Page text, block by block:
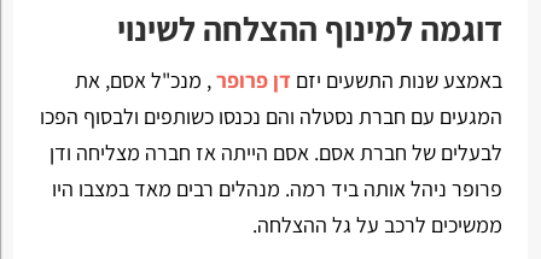
דוגמה למינוף ההצלחה לשינוי
באמצע שנות התשעים יזם דן פרופר, מנכ"ל אסם, את
המגעים עם חברת נסטלה והם נכנסו כשותפים ולבסוף הפכו
לבעלים של חברת אסם. אסם הייתה אז חברה מצליחה ודן
פרופר ניהל אותה ביד רמה. מנהלים רבים מאד במצבו היו
ממשיכים לרכב על גל ההצלחה.